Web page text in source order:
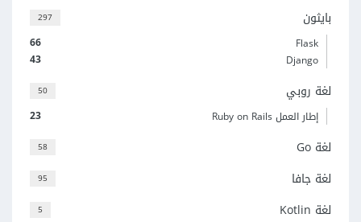
297 بايثون
66
Flask
43
Django
50 لغة روبي
23 إطار العمل Ruby on Rails
58 لغة Go
95 لغة جافا
5 لغة Kotlin